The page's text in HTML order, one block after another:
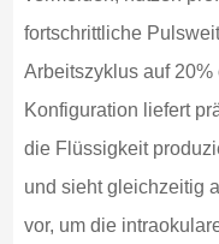
fortschrittliche
Arbeitszyklus auf
Konfiguration liefert
die Flüssigkeit
und sieht gleichzeitig
vor, um die